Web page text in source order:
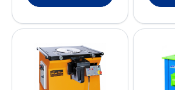
m
,
4
r
m
e